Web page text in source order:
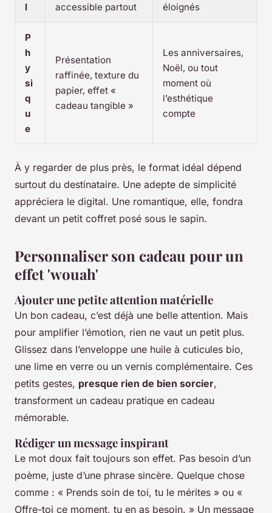
l
accessible partout
éloignés
P
h
y
si
q
u
e
Présentation
raffinée, texture du
papier, effet «
cadeau tangible »
Les anniversaires,
Noël, ou tout
moment où
l’esthétique
compte
À y regarder de plus près, le format idéal dépend
surtout du destinataire. Une adepte de simplicité
appréciera le digital. Une romantique, elle, fondra
devant un petit coffret posé sous le sapin.
Personnaliser son cadeau pour un
effet 'wouah'
Ajouter une petite attention matérielle
Un bon cadeau, c’est déjà une belle attention. Mais
pour amplifier l’émotion, rien ne vaut un petit plus.
Glissez dans l’enveloppe une huile à cuticules bio,
une lime en verre ou un vernis complémentaire. Ces
petits gestes, presque rien de bien sorcier,
transforment un cadeau pratique en cadeau
mémorable.
Rédiger un message inspirant
Le mot doux fait toujours son effet. Pas besoin d’un
poème, juste d’une phrase sincère. Quelque chose
comme : « Prends soin de toi, tu le mérites » ou «
Offre-toi ce moment, tu en as besoin. » Un message